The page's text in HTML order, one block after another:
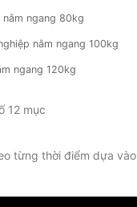
ngang 80kg
nằm ngang 100kg
ngang 120kg
12 mục
từng thời điểm dựa